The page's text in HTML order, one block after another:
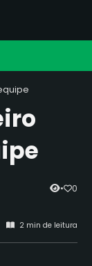
• 0
2 min de leitura